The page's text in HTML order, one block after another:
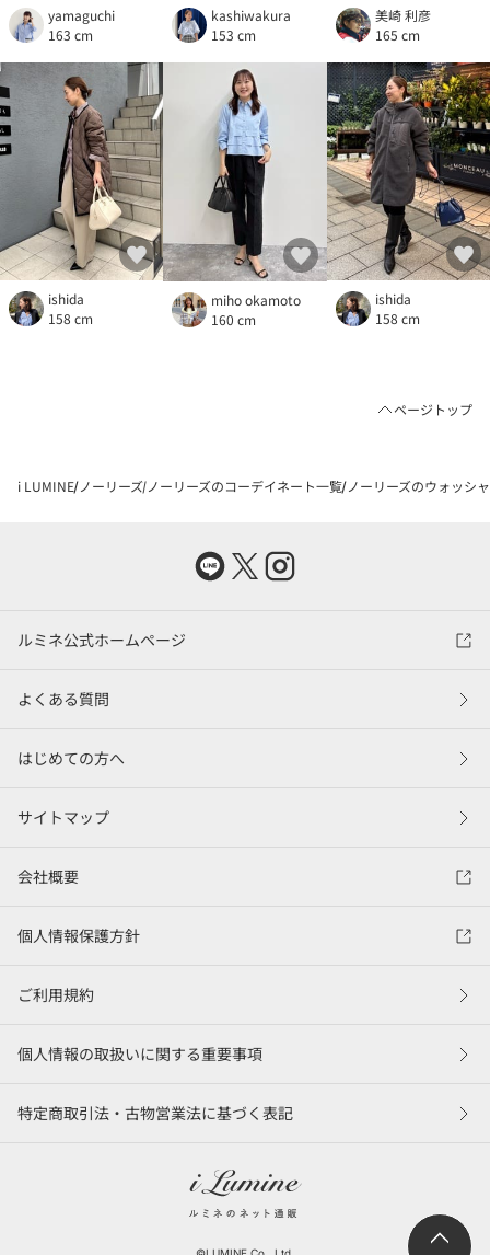
yamaguchi
163 cm
kashiwakura
153 cm
美崎 利彦
165 cm
ishida
158 cm
miho okamoto
160 cm
ishida
158 cm
ページトップ
i LUMINE ノーリーズ ノーリーズのコーデイネート一覧 ノーリーズのウォッシ
ルミネ公式ホームページ
よくある質問
はじめての方へ
サイトマップ
会社概要
個人情報保護方針
ご利用規約
個人情報の取扱いに関する重要事項
特定商取引法・古物営業法に基づく表記